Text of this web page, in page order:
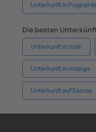
Unterkunft in Puigcerda
Die besten
Unterkunft in Vidin
Unterkunft in Hidalgo
Unterkunft auf Samos